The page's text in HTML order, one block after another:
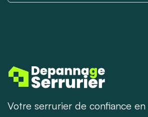
Votre serrurier de confiance en